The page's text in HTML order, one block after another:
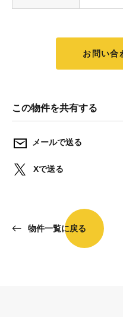
お問い合
この物件を共有する
メールで送る
Xで送る
物件一覧に戻る